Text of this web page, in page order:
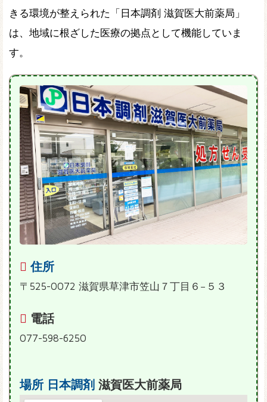
きる環境が整えられた「日本調剤 滋賀医大前薬局」
は、地域に根ざした医療の拠点として機能していま
す。
住所
〒525-0072 滋賀県草津市笠山７丁目６−５３
電話
077-598-6250
場所 日本調剤 滋賀医大前薬局